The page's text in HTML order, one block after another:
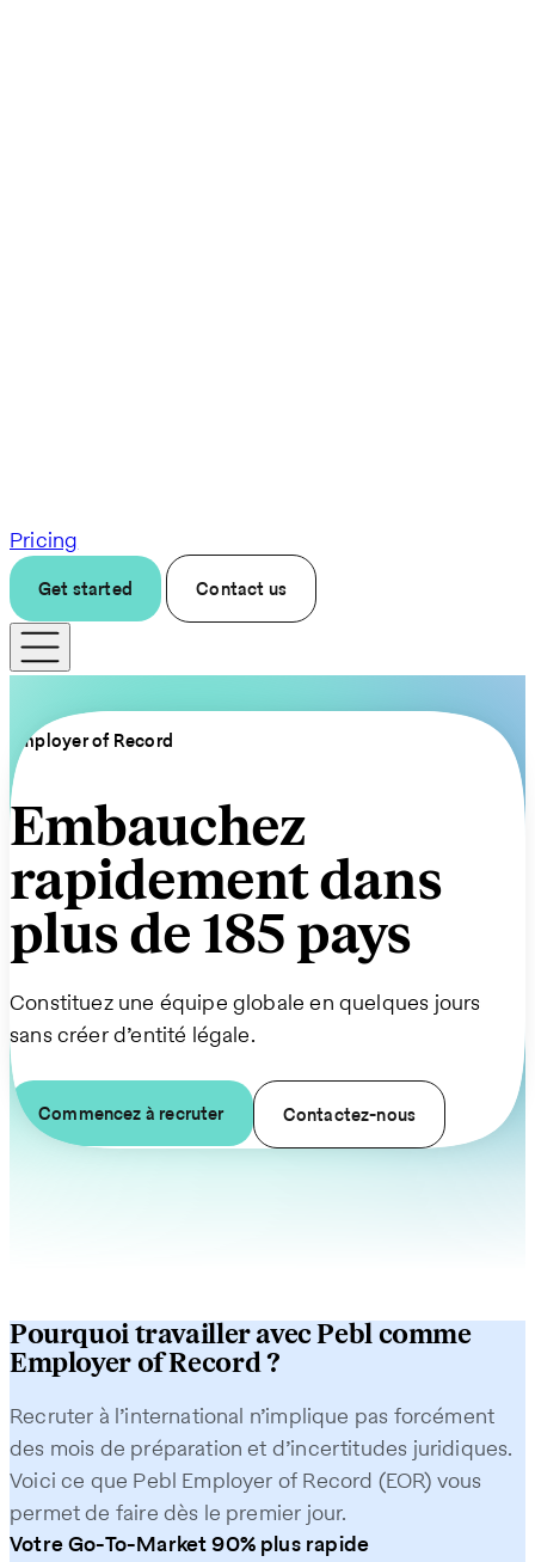
Pricing
Get started Contact us
Employer of Record
Embauchez
rapidement dans
plus de 185 pays
Constituez une équipe globale en quelques jours
sans créer d’entité légale.
Commencez à recruter Contactez-nous
Pourquoi travailler avec Pebl comme
Employer of Record ?
Recruter à l’international n’implique pas forcément
des mois de préparation et d’incertitudes juridiques.
Voici ce que Pebl Employer of Record (EOR) vous
permet de faire dès le premier jour.
Votre Go-To-Market 90% plus rapide